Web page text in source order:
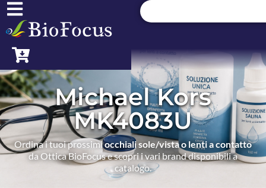
Michael Kors
MK4083U
Ordina i tuoi prossimiocchiali sole/vista o lenti a contatto
da Ottica BioFocus e scopri i vari brand disponibili a
catalogo.